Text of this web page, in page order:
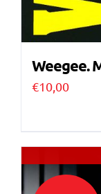
Weegee.
€10,00